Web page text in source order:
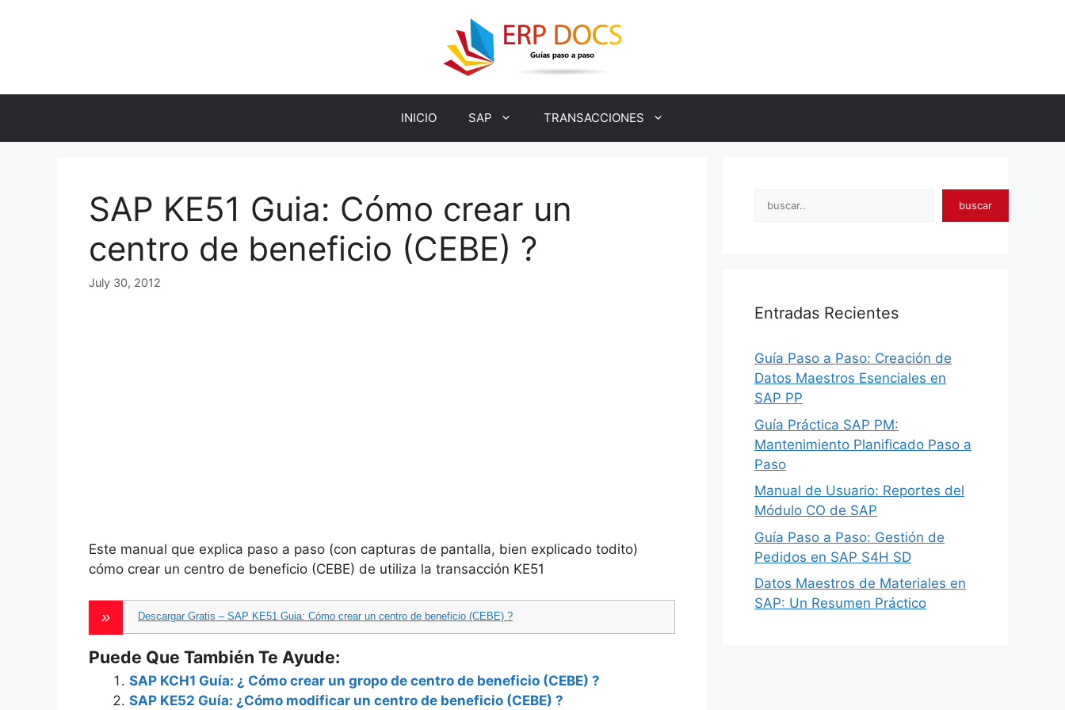
INICIO SAP TRANSACCIONES
SAP KE51 Guia: Cómo crear un
centro de beneficio (CEBE) ?
July 30, 2012
Este manual que explica paso a paso (con capturas de pantalla, bien explicado todito)
cómo crear un centro de beneficio (CEBE) de utiliza la transacción KE51
Descargar Gratis – SAP KE51 Guia: Cómo crear un centro de beneficio (CEBE) ?
Puede Que También Te Ayude:
SAP KCH1 Guía: ¿ Cómo crear un gropo de centro de beneficio (CEBE) ?
SAP KE52 Guía: ¿Cómo modificar un centro de beneficio (CEBE) ?
Search buscar
Entradas Recientes
Guía Paso a Paso: Creación de
Datos Maestros Esenciales en
SAP PP
Guía Práctica SAP PM:
Mantenimiento Planificado Paso a
Paso
Manual de Usuario: Reportes del
Módulo CO de SAP
Guía Paso a Paso: Gestión de
Pedidos en SAP S4H SD
Datos Maestros de Materiales en
SAP: Un Resumen Práctico